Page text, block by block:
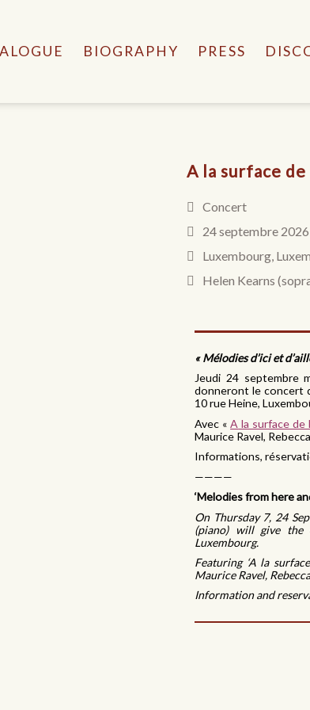
BIOGRAPHY PRESS
A la surface de
Concert
24 septembre 2026
Luxembourg,
Helen Kearns
« Mélodies d’ici et
Jeudi 24 septembre
donneront le concert
10 rue Heine,
Avec «A la surface de
Maurice Ravel,
Informations,
————
‘Melodies from here
On Thursday 7, 24
(piano) will give the
Luxembourg.
Featuring ‘A la
Maurice Ravel,
Information and